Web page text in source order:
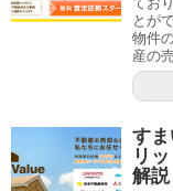
とが
物件
産の
す
リ
解説